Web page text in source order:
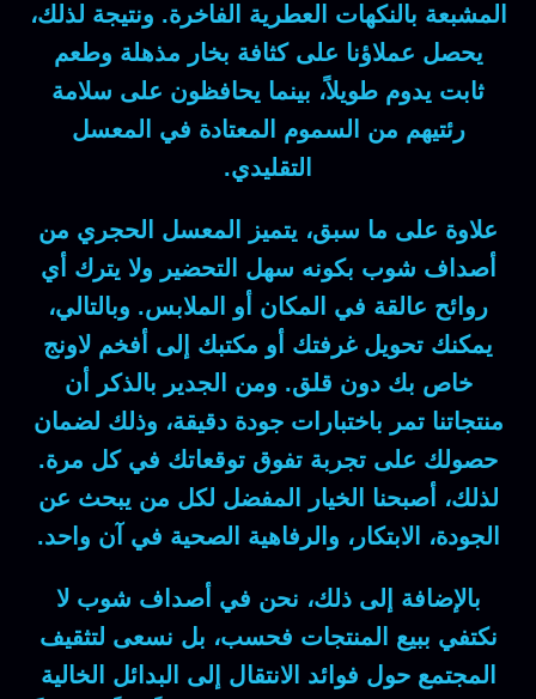
المشبعة بالنكهات العطرية الفاخرة. ونتيجة لذلك،
يحصل عملاؤنا على كثافة بخار مذهلة وطعم
ثابت يدوم طويلاً، بينما يحافظون على سلامة
رئتيهم من السموم المعتادة في المعسل
التقليدي.
علاوة على ما سبق، يتميز المعسل الحجري من
أصداف شوب بكونه سهل التحضير ولا يترك أي
روائح عالقة في المكان أو الملابس. وبالتالي،
يمكنك تحويل غرفتك أو مكتبك إلى أفخم لاونج
خاص بك دون قلق. ومن الجدير بالذكر
أن
منتجاتنا تمر باختبارات جودة دقيقة، وذلك لضمان
حصولك على تجربة تفوق توقعاتك في كل مرة.
لذلك، أصبحنا الخيار المفضل لكل من يبحث عن
الجودة، الابتكار، والرفاهية الصحية في آن واحد.
بالإضافة إلى ذلك، نحن في أصداف شوب لا
نكتفي ببيع المنتجات فحسب، بل نسعى لتثقيف
المجتمع حول فوائد الانتقال إلى البدائل الخالية